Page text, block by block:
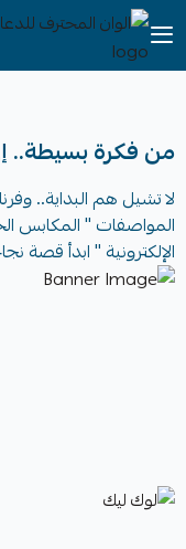
الوان
من فكرة بسيطة..
لا تشيل هم البداية..
المواصفات " المكابس
الإلكترونية " ابدأ قصة